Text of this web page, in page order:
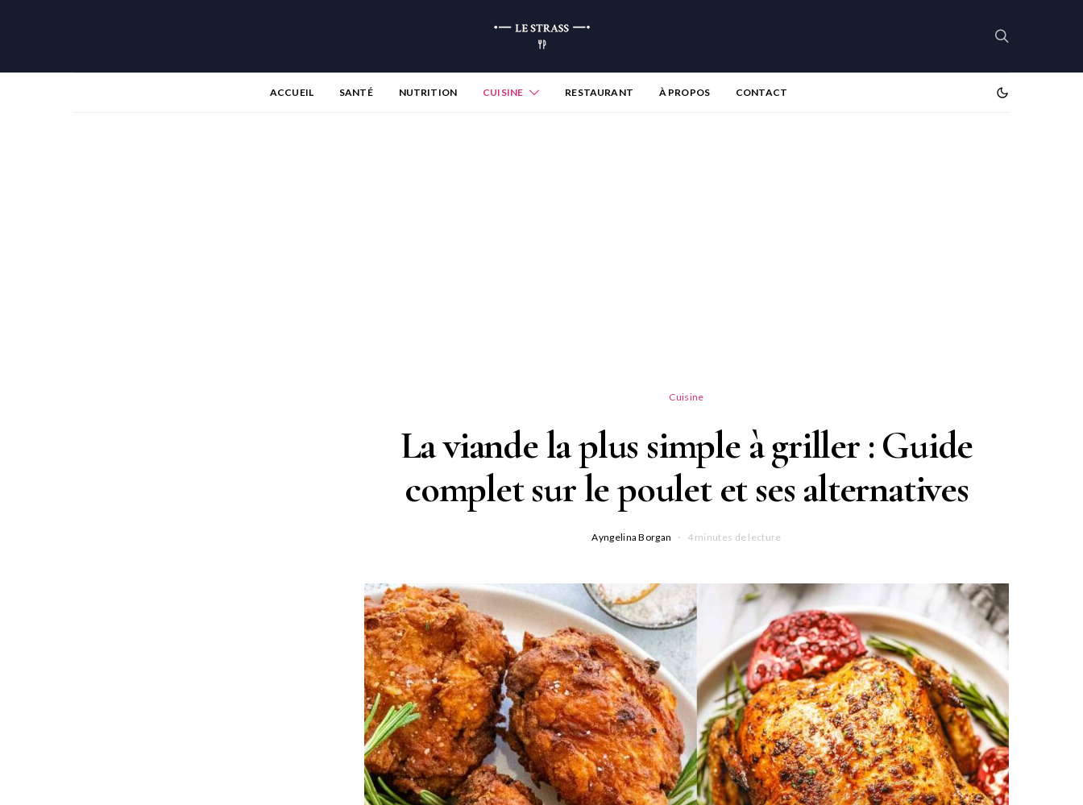
ACCUEIL SANTÉ NUTRITION CUISINE RESTAURANT À PROPOS CONTACT
Cuisine
La viande la plus simple à griller : Guide
complet sur le poulet et ses alternatives
Ayngelina Borgan 4 minutes de lecture